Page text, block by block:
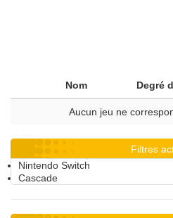
Nom Degré
Aucun jeu ne
Filtres
Nintendo Switch
Cascade